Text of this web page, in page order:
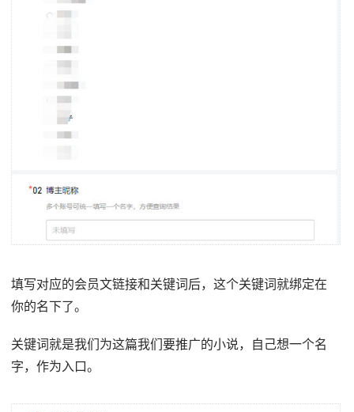
填写对应的会员文链接和关键词后，这个关键词就绑定在
你的名下了。
关键词就是我们为这篇我们要推广的小说，自己想一个名
字，作为入口。